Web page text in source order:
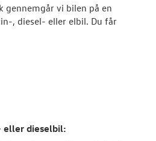
gennemgår vi bilen på en
, diesel- eller elbil. Du får
eller dieselbil: